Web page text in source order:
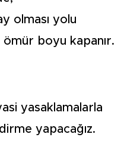
olması yolu
boyu kapanır.
yasaklamalarla
yapacağız.